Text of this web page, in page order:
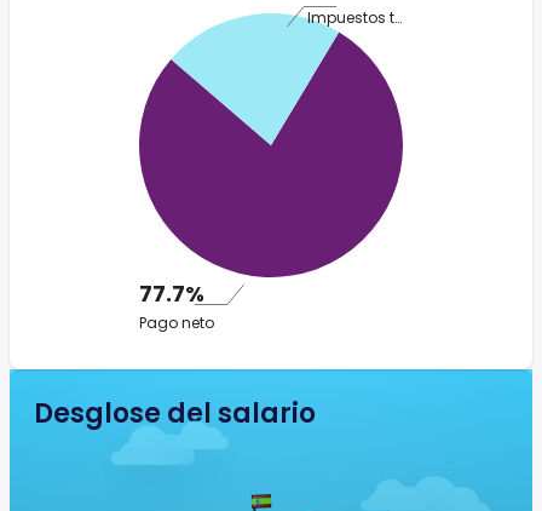
Impuestos totales
77.7%
Pago neto
Desglose del salario